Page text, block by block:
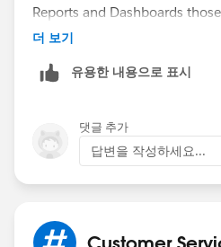
Reports and Dashboards
더 보기
유용한 내용으로 표시
댓글 추가
답변을 작성하세요...
Customer